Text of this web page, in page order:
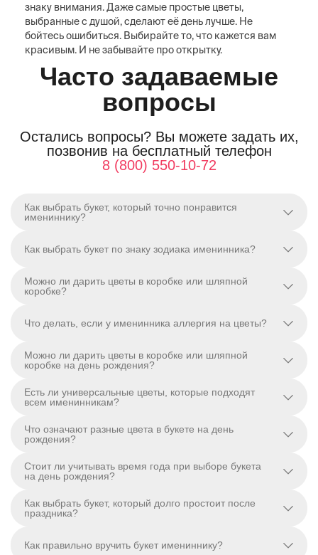
знаку внимания. Даже самые простые цветы,
выбранные с душой, сделают её день лучше. Не
бойтесь ошибиться. Выбирайте то, что кажется вам
красивым. И не забывайте про открытку.
Часто задаваемые
вопросы
Остались вопросы? Вы можете задать их,
позвонив на бесплатный телефон
8 (800) 550-10-72
Как выбрать букет, который точно понравится
имениннику?
Как выбрать букет по знаку зодиака именинника?
Можно ли дарить цветы в коробке или шляпной
коробке?
Что делать, если у именинника аллергия на цветы?
Можно ли дарить цветы в коробке или шляпной
коробке на день рождения?
Есть ли универсальные цветы, которые подходят
всем именинникам?
Что означают разные цвета в букете на день
рождения?
Стоит ли учитывать время года при выборе букета
на день рождения?
Как выбрать букет, который долго простоит после
праздника?
Как правильно вручить букет имениннику?